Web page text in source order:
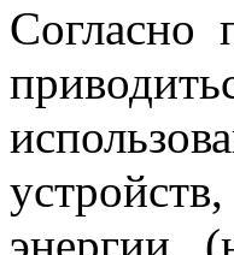
Согласно
энергии